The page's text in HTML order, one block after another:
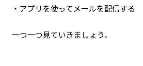
・アプリを使ってメールを配信する
一つ一つ見ていきましょう。